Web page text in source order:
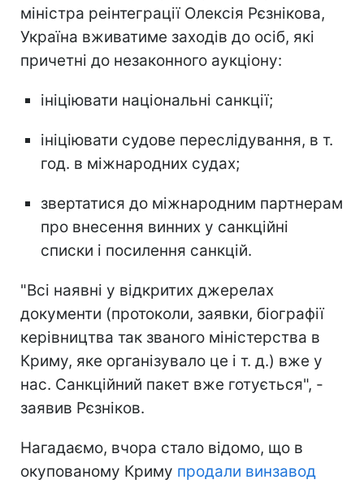
міністра реінтеграції Олексія Рєзнікова,
Україна вживатиме заходів до осіб, які
причетні до незаконного аукціону:
ініціювати національні санкції;
ініціювати судове переслідування, в т.
год. в міжнародних судах;
звертатися до міжнародним партнерам
про внесення винних у санкційні
списки і посилення санкцій.
"Всі наявні у відкритих джерелах
документи (протоколи, заявки, біографії
керівництва так званого міністерства в
Криму, яке організувало це і т. д.) вже у
нас. Санкційний пакет вже готується", -
заявив Рєзніков.
Нагадаємо, вчора стало відомо, що в
окупованому Криму продали винзавод